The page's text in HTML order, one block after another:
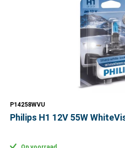
P14258WVU
Philips H1 12V 55W